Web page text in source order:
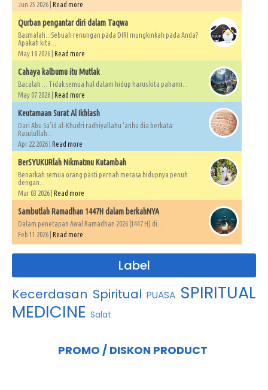
Jun 25 2026 | Read more
Qurban pengantar diri dalam Taqwa
Basmalah...Sebuah renungan pada DIRI mungkinkah pada Anda?
Apakah kita...
May 18 2026 | Read more
Cahaya kalbumu itu Mutlak
Bacalah ... Tidak semua hal dalam hidup harus kita pahami...
May 07 2026 | Read more
Keutamaan Surat Al Ikhlash
Dari Abu Sa’id al-Khudri radhiyallahu ‘anhu dia berkata:
Rasulullah...
Apr 22 2026 | Read more
BerSYUKURlah Nikmatmu Kutambah
Benarkah semua orang pasti pernah merasa hidupnya penuh
dengan...
Mar 03 2026 | Read more
Sambutlah Ramadhan 1447H dalam berkahNYA
Dalam penetapan Awal Ramadhan 2026 (1447 H) di...
Feb 11 2026 | Read more
Label
Kecerdasan SpiritualPUASA SPIRITUAL
MEDICINE Salat
PROMO / DISKON PRODUCT